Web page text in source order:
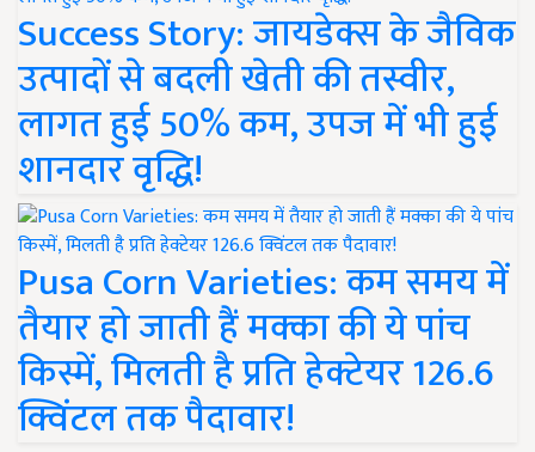
Success Story: जायडेक्स के जैविक
उत्पादों से बदली खेती की तस्वीर,
लागत हुई 50% कम, उपज में भी हुई
शानदार वृद्धि!
Pusa Corn Varieties: कम समय में
तैयार हो जाती हैं मक्का की ये पांच
किस्में, मिलती है प्रति हेक्टेयर 126.6
क्विंटल तक पैदावार!